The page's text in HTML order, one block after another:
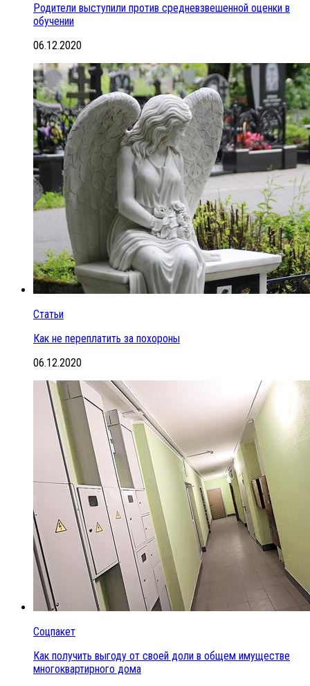
Родители выступили против средневзвешенной оценки в
обучении
06.12.2020
Статьи
Как не переплатить за похороны
06.12.2020
Соцпакет
Как получить выгоду от своей доли в общем имуществе
многоквартирного дома